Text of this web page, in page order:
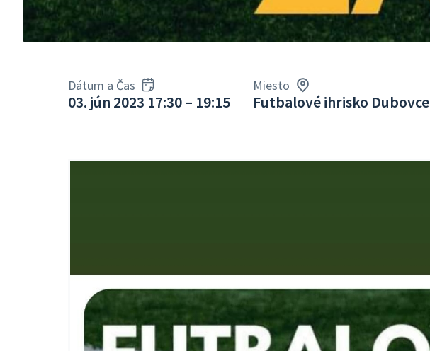
Dátum a Čas
03. jún 2023 17:30 – 19:15
Miesto
Futbalové ihrisko Dubovce